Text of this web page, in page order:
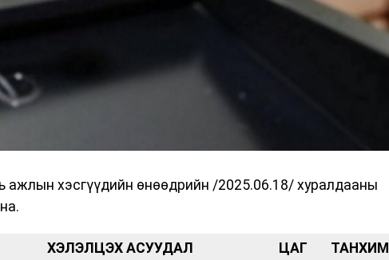
ажлын хэсгүүдийн өнөөдрийн /2025.06.18/ хуралдааны
ХЭЛЭЛЦЭХ АСУУДАЛ ЦАГ ТАНХИМ